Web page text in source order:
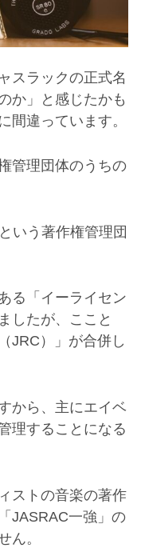
スラックの正式名
か」と感じたかも
間違っています。
管理団体のうちの
いう著作権管理団
る「イーライセン
したが、ここと
JRC ）」が合併し
から、主にエイベ
理することになる
ストの音楽の著作
JASRAC一強」の
ん。